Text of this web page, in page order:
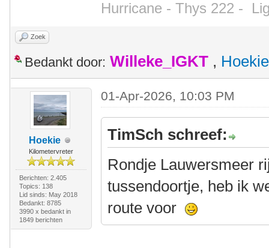
Hurricane - Thys 222 -
Zoek
Bedankt door: Willeke_IGKT , Hoekie
Hoekie
Kilometervreter
Berichten: 2.405
Topics: 138
Lid sinds: May 2018
Bedankt: 8785
3990 x bedankt in
1849 berichten
01-Apr-2026, 10:03 PM
TimSch schreef:
Rondje Lauwersmeer
tussendoortje, heb ik
route voor